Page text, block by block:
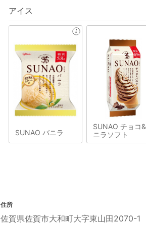
アイス
SUNAO バニラ
SUNAO チョコ
ニラソフト
住所
佐賀県佐賀市大和町大字東山田2070-1